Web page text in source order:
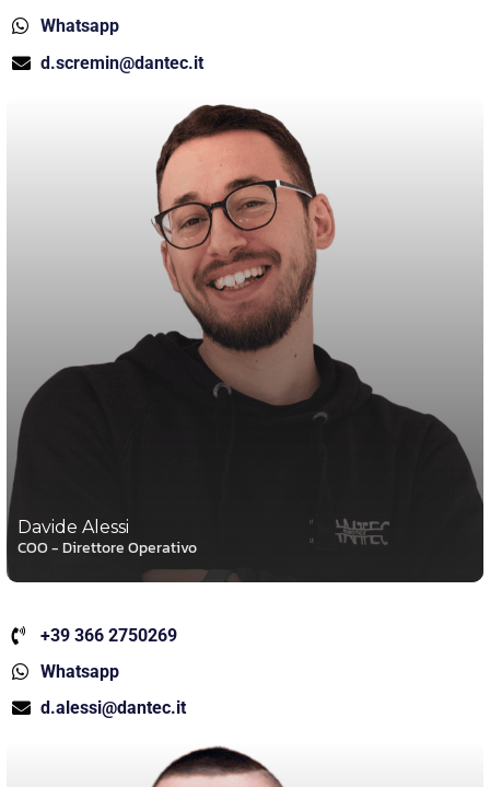
Whatsapp
d.scremin@dantec.it
Davide Alessi
COO - Direttore Operativo
+39 366 2750269
Whatsapp
d.alessi@dantec.it